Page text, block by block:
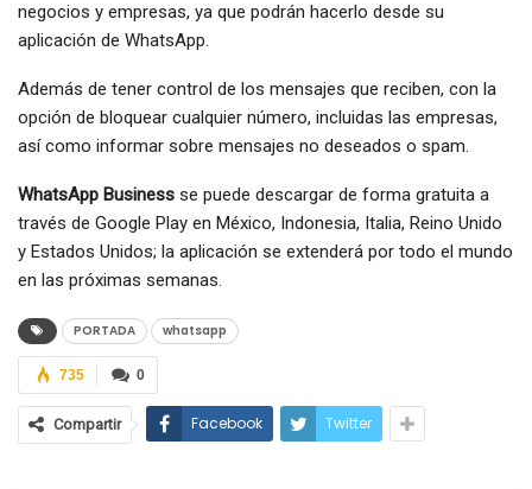
negocios y empresas, ya que podrán hacerlo desde su
aplicación de WhatsApp.
Además de tener control de los mensajes que reciben, con la
opción de bloquear cualquier número, incluidas las empresas,
así como informar sobre mensajes no deseados o spam.
WhatsApp Business se puede descargar de forma gratuita a
través de Google Play en México, Indonesia, Italia, Reino Unido
y Estados Unidos; la aplicación se extenderá por todo el mundo
en las próximas semanas.
PORTADA whatsapp
0
735
Compartir Facebook Twitter